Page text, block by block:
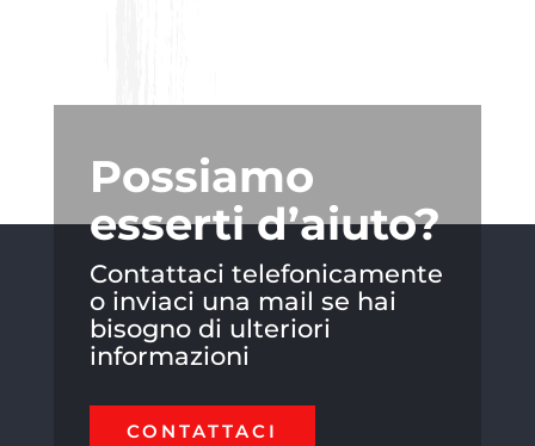
Possiamo
esserti d’aiuto?
Contattaci telefonicamente
o inviaci una mail se hai
bisogno di ulteriori
informazioni
CONTATTACI